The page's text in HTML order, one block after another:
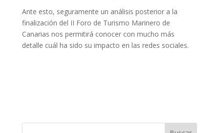
Ante esto, seguramente un análisis posterior a la
finalización del II Foro de Turismo Marinero de
Canarias nos permitirá conocer con mucho más
detalle cuál ha sido su impacto en las redes sociales.